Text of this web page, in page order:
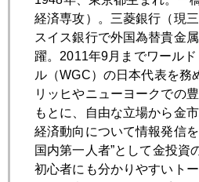
2014年
1月 2月 4
7月 8月 9月
2014年11月28日
原油７０ドル割れの衝撃と真相
経済専攻）。三菱銀行（現
スイス銀行で外国為替貴金
躍。2011年9月までワール
ル（WGC）の日本代表を務
リッヒやニューヨークでの
もとに、自由な立場から金
経済動向について情報発信
国内第一人者”として金投資
初心者にも分かりやすいト